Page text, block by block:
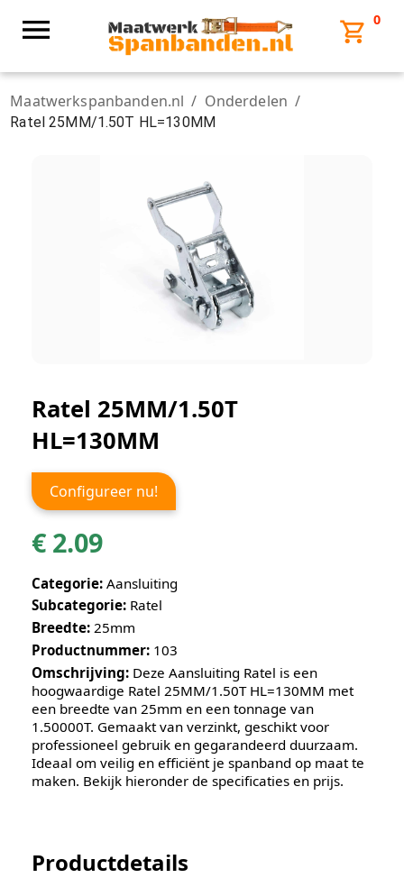
0
Maatwerkspanbanden.nl / Onderdelen /
Ratel 25MM/1.50T HL=130MM
Ratel 25MM/1.50T
HL=130MM
Configureer nu!
€ 2.09
Categorie: Aansluiting
Subcategorie: Ratel
Breedte: 25mm
Productnummer: 103
Omschrijving: DezeAansluiting Ratel is een
hoogwaardige Ratel 25MM/1.50T HL=130MM met
een breedte van 25mm en een tonnage van
1.50000T. Gemaakt vanverzinkt, geschikt voor
professioneel gebruik en gegarandeerd duurzaam.
Ideaal om veilig en efficiënt je spanband op maat te
maken. Bekijk hieronder de specificaties en prijs.
Productdetails